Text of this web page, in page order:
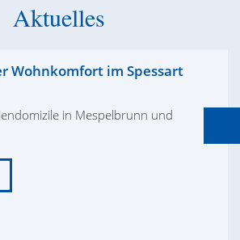
Aktuelles
Wohnkomfort im Spessart
in Mespelbrunn und